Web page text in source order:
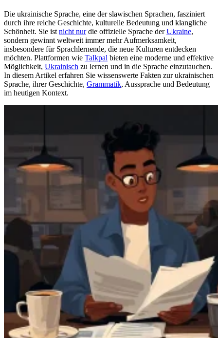
Die ukrainische Sprache, eine der slawischen Sprachen, fasziniert
durch ihre reiche Geschichte, kulturelle Bedeutung und klangliche
Schönheit. Sie ist nicht nurdie offizielle Sprache derUkraine,
sondern gewinnt weltweit immer mehr Aufmerksamkeit,
insbesondere für Sprachlernende, die neue Kulturen entdecken
möchten. Plattformen wie Talkpal bieten eine moderne und effektive
Möglichkeit, Ukrainisch zu lernen und in die Sprache einzutauchen.
In diesem Artikel erfahren Sie wissenswerte Fakten zur ukrainischen
Sprache, ihrer Geschichte, Grammatik, Aussprache und Bedeutung
im heutigen Kontext.